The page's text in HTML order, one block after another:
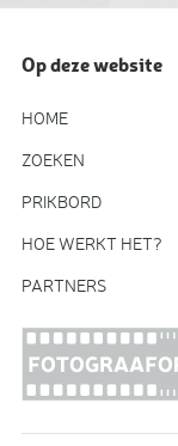
Op deze website
HOME
ZOEKEN
PRIKBORD
HOE WERKT HET?
PARTNERS